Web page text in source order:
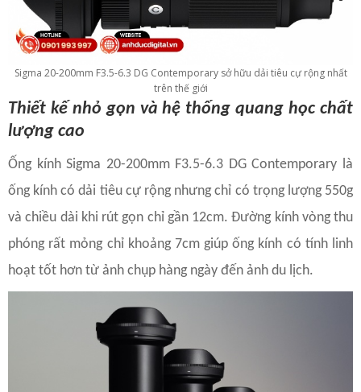
Sigma 20-200mm F3.5-6.3 DG Contemporary sở hữu dải tiêu cự rộng nhất
trên thế giới
Thiết kế nhỏ gọn và hệ thống quang học chất
lượng cao
Ống kính Sigma 20-200mm F3.5-6.3 DG Contemporary là
ống kính có dải tiêu cự rộng nhưng chỉ có trọng lượng 550g
và chiều dài khi rút gọn chỉ gần 12cm. Đường kính vòng thu
phóng rất mỏng chỉ khoảng 7cm giúp ống kính có tính linh
hoạt tốt hơn từ ảnh chụp hàng ngày đến ảnh du lịch.